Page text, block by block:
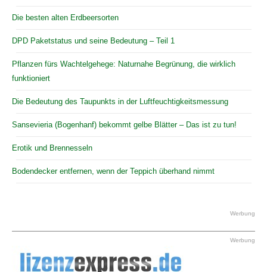
Die besten alten Erdbeersorten
DPD Paketstatus und seine Bedeutung – Teil 1
Pflanzen fürs Wachtelgehege: Naturnahe Begrünung, die wirklich
funktioniert
Die Bedeutung des Taupunkts in der Luftfeuchtigkeitsmessung
Sansevieria (Bogenhanf) bekommt gelbe Blätter – Das ist zu tun!
Erotik und Brennesseln
Bodendecker entfernen, wenn der Teppich überhand nimmt
Werbung
Werbung